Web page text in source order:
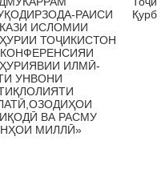
РАИСИ
ИСЛОМИИ
ТОҶИКИСТОН
ИЛМӢ-
УНВОНИ
ВА РАСМУ
МИЛЛӢ»